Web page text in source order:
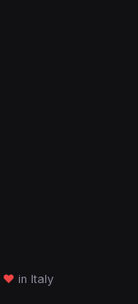
♥ in Italy